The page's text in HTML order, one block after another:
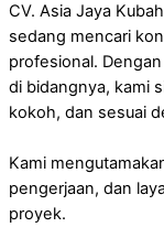
CV. Asia Jaya
sedang mencari
profesional.
di bidangnya, kami
kokoh, dan sesuai
Kami
pengerjaan, dan
proyek.